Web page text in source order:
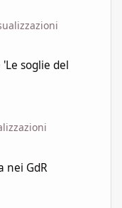
soglie del
nei GdR